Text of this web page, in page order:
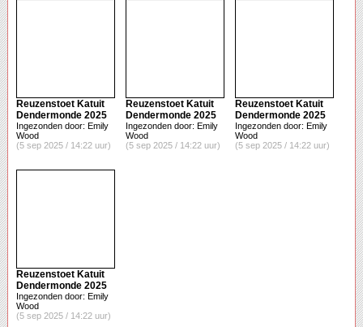
Reuzenstoet Katuit
Dendermonde 2025
Ingezonden door: Emily
Wood
(5 sep 2025 / 14:22 uur)
Reuzenstoet Katuit
Dendermonde 2025
Ingezonden door: Emily
Wood
(5 sep 2025 / 14:22 uur)
Reuzenstoet Katuit
Dendermonde 2025
Ingezonden door: Emily
Wood
(5 sep 2025 / 14:22 uur)
Reuzenstoet Katuit
Dendermonde 2025
Ingezonden door: Emily
Wood
(5 sep 2025 / 14:22 uur)